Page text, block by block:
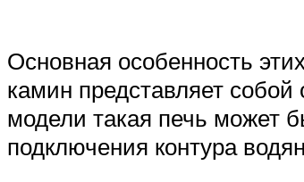
Основная особенность
камин представляет
модели такая печь может
подключения контура